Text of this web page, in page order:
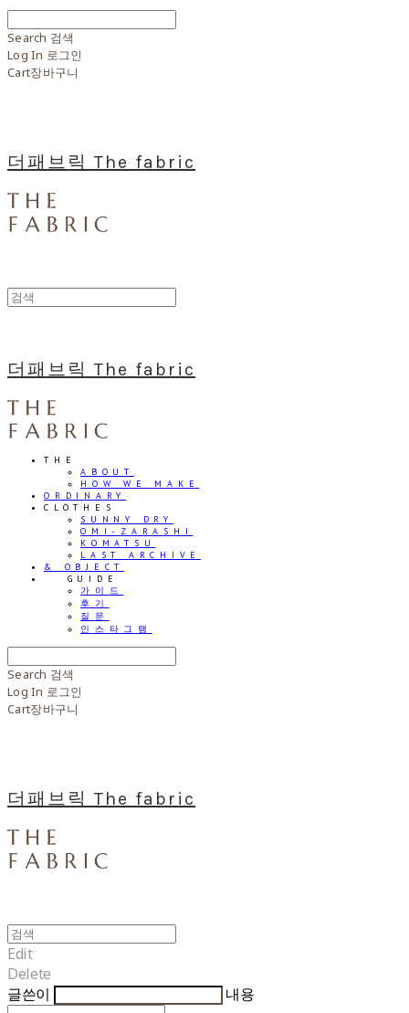
Search 검색
Log In 로그인
Cart장바구니
더패브릭 The fabric
더패브릭 The fabric
THE
ABOUT
HOW WE MAKE
ORDINARY
CLOTHES
SUNNY DRY
OMI-ZARASHI
KOMATSU
LAST ARCHIVE
& OBJECT
⠀⠀GUIDE
가이드
후기
질문
인스타그램
Search 검색
Log In 로그인
Cart장바구니
더패브릭 The fabric
Edit
Delete
글쓴이
내용